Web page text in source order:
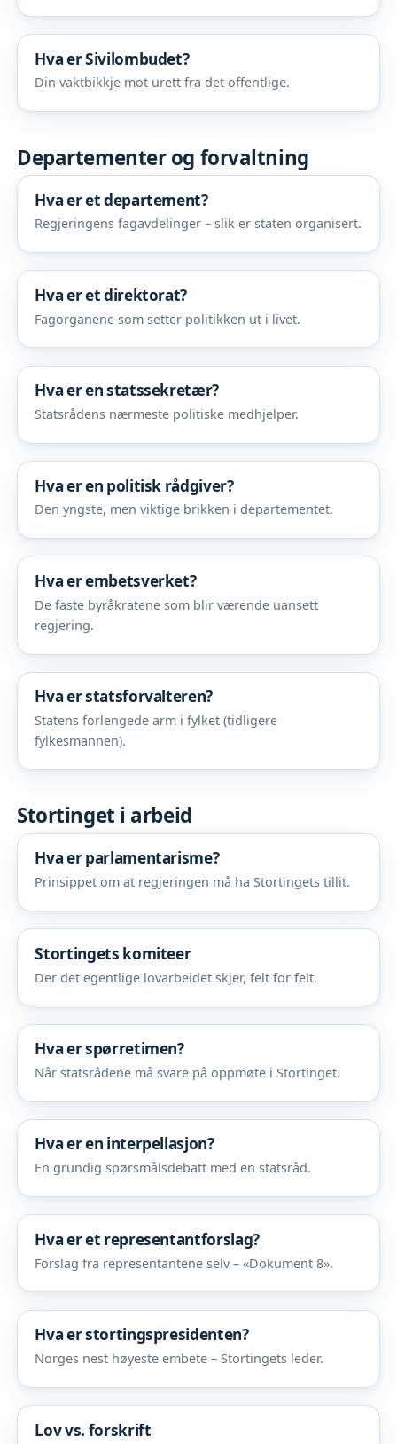
Hva er Sivilombudet?
Din vaktbikkje mot urett fra det offentlige.
Departementer og forvaltning
Hva er et departement?
Regjeringens fagavdelinger – slik er staten organisert.
Hva er et direktorat?
Fagorganene som setter politikken ut i livet.
Hva er en statssekretær?
Statsrådens nærmeste politiske medhjelper.
Hva er en politisk rådgiver?
Den yngste, men viktige brikken i departementet.
Hva er embetsverket?
De faste byråkratene som blir værende uansett
regjering.
Hva er statsforvalteren?
Statens forlengede arm i fylket (tidligere
fylkesmannen).
Stortinget i arbeid
Hva er parlamentarisme?
Prinsippet om at regjeringen må ha Stortingets tillit.
Stortingets komiteer
Der det egentlige lovarbeidet skjer, felt for felt.
Hva er spørretimen?
Når statsrådene må svare på oppmøte i Stortinget.
Hva er en interpellasjon?
En grundig spørsmålsdebatt med en statsråd.
Hva er et representantforslag?
Forslag fra representantene selv – «Dokument 8».
Hva er stortingspresidenten?
Norges nest høyeste embete – Stortingets leder.
Lov vs. forskrift